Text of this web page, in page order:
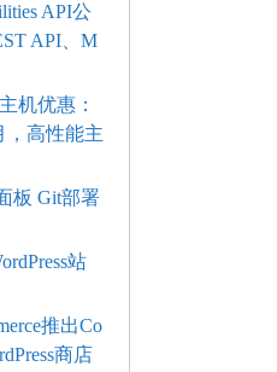
API公
API、M
机优惠：
，高性能主
板 Git部署
站
推出Co
商店